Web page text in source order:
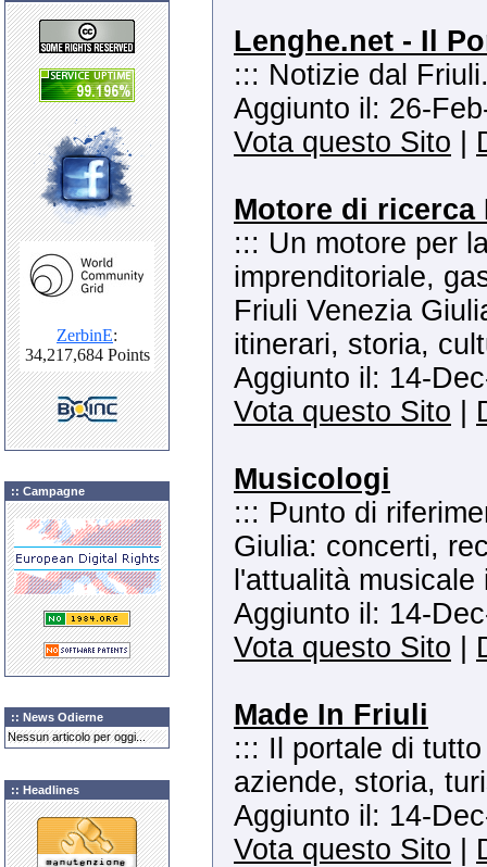
:: Campagne
:: News Odierne
Nessun articolo per oggi...
:: Headlines
Lenghe.net - Il
::: Notizie dal
Aggiunto il: 26-
Vota questo Sito
Motore di ricerca
::: Un motore per
imprenditoriale,
Friuli Venezia
itinerari, storia,
Aggiunto il: 14-
Vota questo Sito
Musicologi
::: Punto di
Giulia: concerti,
l'attualità musicale
Aggiunto il: 14-
Vota questo Sito
Made In Friuli
::: Il portale di
aziende, storia,
Aggiunto il: 14-
Vota questo Sito